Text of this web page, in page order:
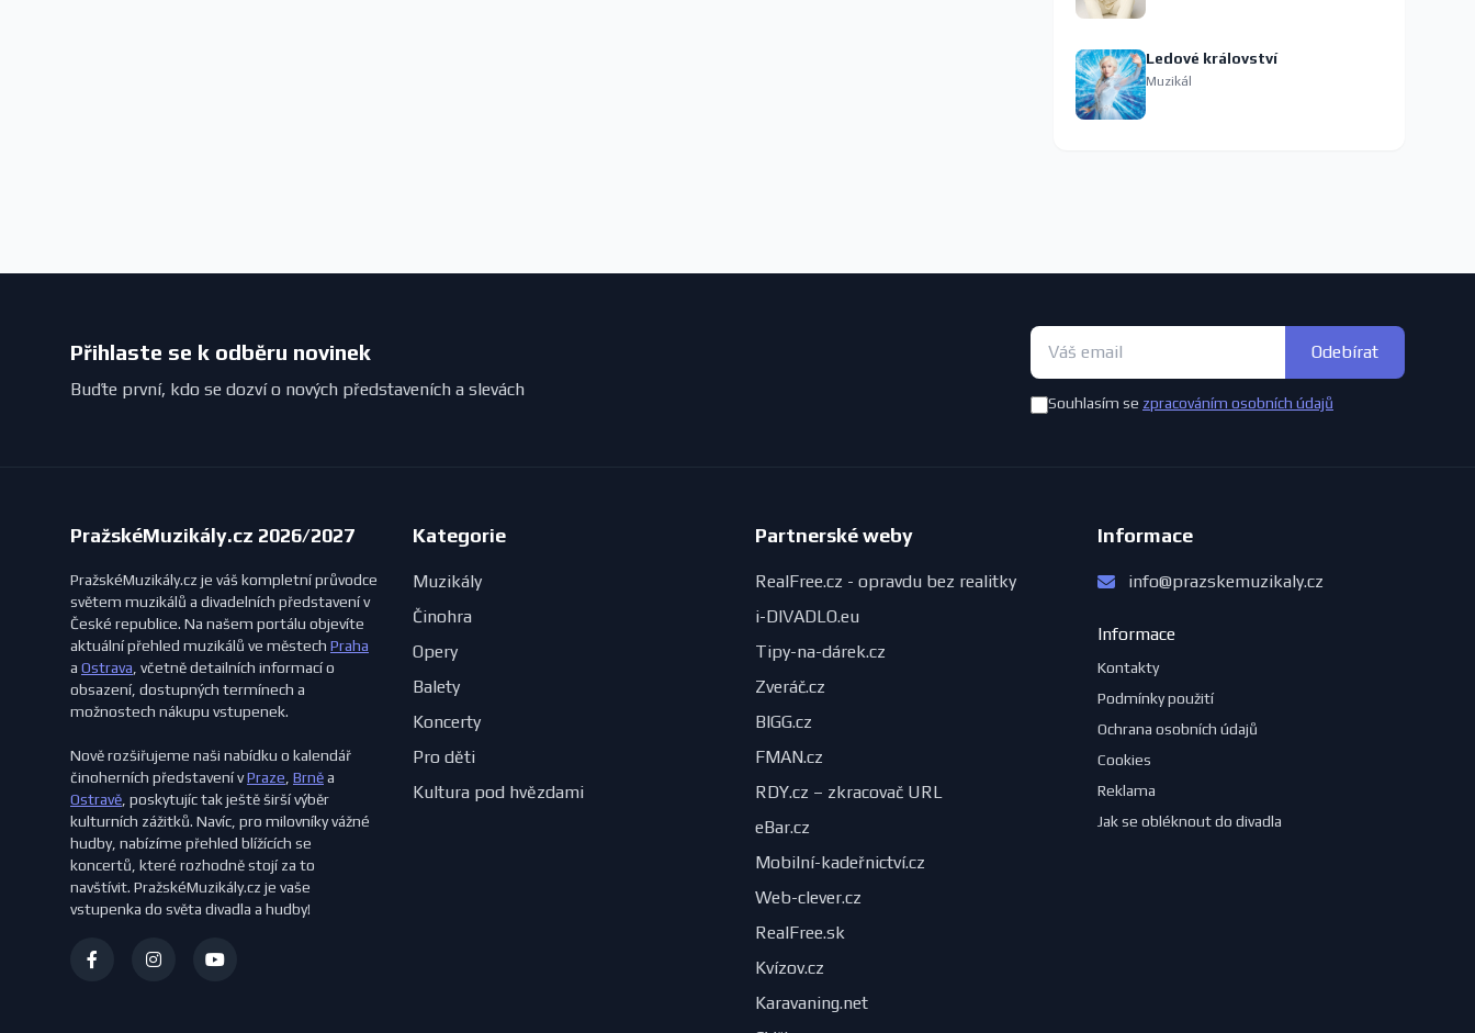
Ledové království
Muzikál
Přihlaste se k odběru novinek
Buďte první, kdo se dozví o nových představeních a slevách
Odebírat
Souhlasím se zpracováním osobních údajů
PražskéMuzikály.cz 2026/2027
PražskéMuzikály.cz je váš kompletní průvodce
světem muzikálů a divadelních představení v
České republice. Na našem portálu objevíte
aktuální přehled muzikálů ve městech Praha
a Ostrava , včetně detailních informací o
obsazení, dostupných termínech a
možnostech nákupu vstupenek.
Nově rozšiřujeme naši nabídku o kalendář
činoherních představení vPraze Brněa
Ostravě , poskytujíc tak ještě širší výběr
kulturních zážitků. Navíc, pro milovníky vážné
hudby, nabízíme přehled blížících se
koncertů, které rozhodně stojí za to
navštívit. PražskéMuzikály.cz je vaše
vstupenka do světa divadla a hudby!
Kategorie
Muzikály
Činohra
Opery
Balety
Koncerty
Pro děti
Kultura pod hvězdami
Partnerské weby
RealFree.cz - opravdu bez realitky
i-DIVADLO.eu
Tipy-na-dárek.cz
Zveráč.cz
BIGG.cz
FMAN.cz
RDY.cz – zkracovač URL
eBar.cz
Mobilní-kadeřnictví.cz
Web-clever.cz
RealFree.sk
Kvízov.cz
Karavaning.net
Informace
info@prazskemuzikaly.cz
Informace
Kontakty
Podmínky použití
Ochrana osobních údajů
Cookies
Reklama
Jak se obléknout do divadla